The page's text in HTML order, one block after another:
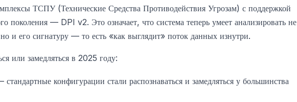
ТСПУ (Технические Средства Противодействия Угрозам) с поддержкой
поколения — DPI v2. Это означает, что система теперь умеет анализировать не
и его сигнатуру — то есть «как выглядит» поток данных изнутри.
или замедляться в 2025 году:
стандартные конфигурации стали распознаваться и замедляться у большинства